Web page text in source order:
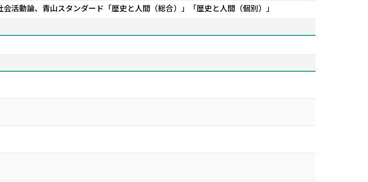
動論、青山スタンダード「歴史と人間（総合）」「歴史と人間（個別）」